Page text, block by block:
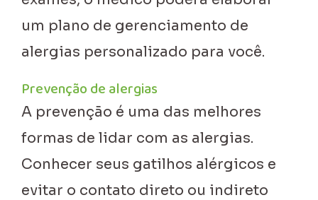
um plano de gerenciamento de
alergias personalizado para você.
Prevenção de alergias
A prevenção é uma das melhores
formas de lidar com as alergias.
Conhecer seus gatilhos alérgicos e
evitar o contato direto ou indireto